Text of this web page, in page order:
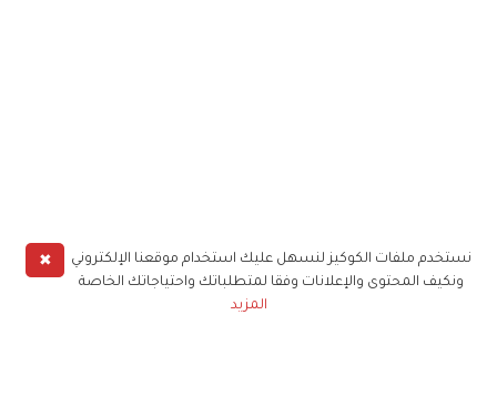
✖
نستخدم ملفات الكوكيز لنسهل عليك استخدام موقعنا الإلكتروني
ونكيف المحتوى والإعلانات وفقا لمتطلباتك واحتياجاتك الخاصة
المزيد